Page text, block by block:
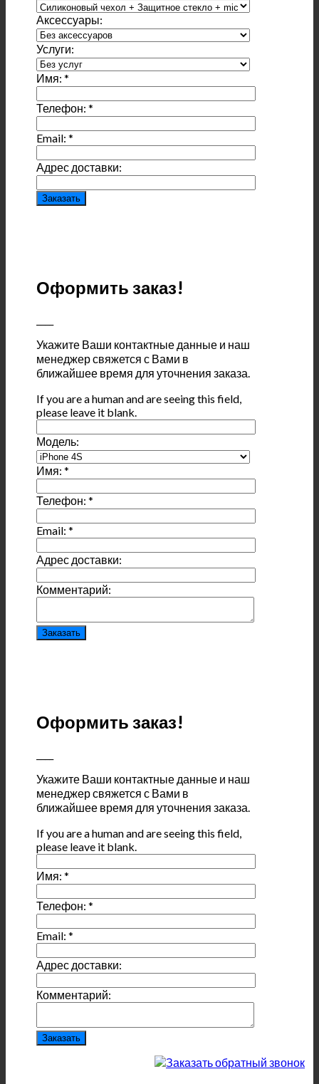
Аксессуары:
Услуги:
Имя:*
Телефон:*
Email:*
Адрес доставки:
Оформить заказ!
Укажите Ваши контактные данные и наш
менеджер свяжется с Вами в
ближайшее время для уточнения заказа.
If you are a human and are seeing this field,
please leave it blank.
Модель:
Имя:*
Телефон:*
Email:*
Адрес доставки:
Комментарий:
Оформить заказ!
Укажите Ваши контактные данные и наш
менеджер свяжется с Вами в
ближайшее время для уточнения заказа.
If you are a human and are seeing this field,
please leave it blank.
Имя:*
Телефон:*
Email:*
Адрес доставки:
Комментарий: